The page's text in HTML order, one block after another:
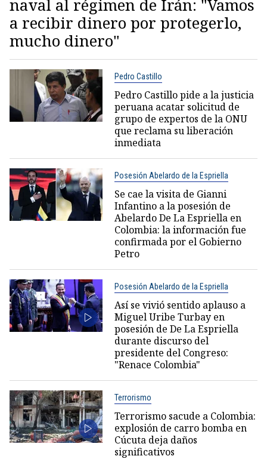
naval al régimen de Irán: "Vamos
a recibir dinero por protegerlo,
mucho dinero"
Pedro Castillo
Pedro Castillo pide a la justicia
peruana acatar solicitud de
grupo de expertos de la ONU
que reclama su liberación
inmediata
Posesión Abelardo de la Espriella
Se cae la visita de Gianni
Infantino a la posesión de
Abelardo De La Espriella en
Colombia: la información fue
confirmada por el Gobierno
Petro
Posesión Abelardo de la Espriella
Así se vivió sentido aplauso a
Miguel Uribe Turbay en
posesión de De La Espriella
durante discurso del
presidente del Congreso:
"Renace Colombia"
Terrorismo
Terrorismo sacude a Colombia:
explosión de carro bomba en
Cúcuta deja daños
significativos